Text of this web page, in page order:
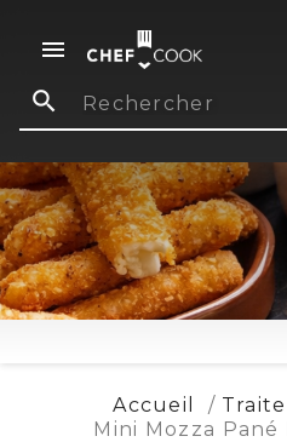

search
Accueil
Mini Mozza